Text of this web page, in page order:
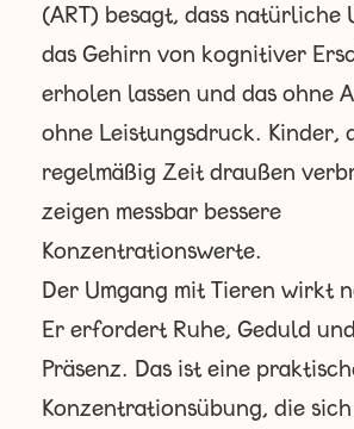
(ART) besagt, dass natürliche
das Gehirn von kognitiver
erholen lassen und das ohne
ohne Leistungsdruck. Kinder,
regelmäßig Zeit draußen
zeigen messbar bessere
Konzentrationswerte.
Der Umgang mit Tieren wirkt
Er erfordert Ruhe, Geduld
Präsenz. Das ist eine
Konzentrationsübung, die